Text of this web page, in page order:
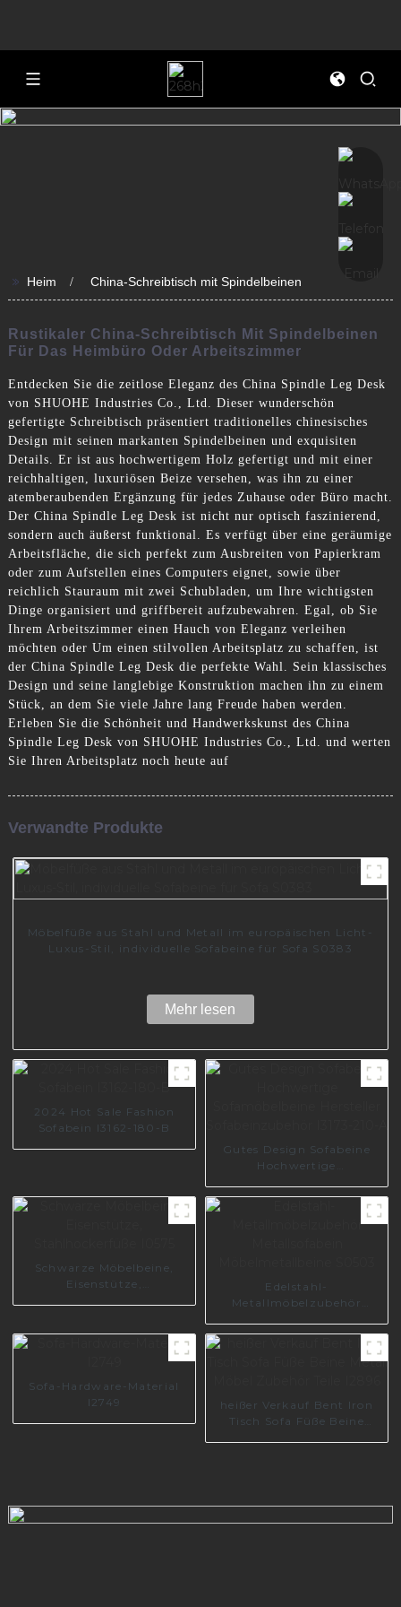
>> Heim China-Schreibtisch mit Spindelbeinen
Rustikaler China-Schreibtisch Mit Spindelbeinen
Für Das Heimbüro Oder Arbeitszimmer
Entdecken Sie die zeitlose Eleganz des China Spindle Leg Desk
von SHUOHE Industries Co., Ltd. Dieser wunderschön
gefertigte Schreibtisch präsentiert traditionelles chinesisches
Design mit seinen markanten Spindelbeinen und exquisiten
Details. Er ist aus hochwertigem Holz gefertigt und mit einer
reichhaltigen, luxuriösen Beize versehen, was ihn zu einer
atemberaubenden Ergänzung für jedes Zuhause oder Büro macht.
Der China Spindle Leg Desk ist nicht nur optisch faszinierend,
sondern auch äußerst funktional. Es verfügt über eine geräumige
Arbeitsfläche, die sich perfekt zum Ausbreiten von Papierkram
oder zum Aufstellen eines Computers eignet, sowie über
reichlich Stauraum mit zwei Schubladen, um Ihre wichtigsten
Dinge organisiert und griffbereit aufzubewahren. Egal, ob Sie
Ihrem Arbeitszimmer einen Hauch von Eleganz verleihen
möchten oder Um einen stilvollen Arbeitsplatz zu schaffen, ist
der China Spindle Leg Desk die perfekte Wahl. Sein klassisches
Design und seine langlebige Konstruktion machen ihn zu einem
Stück, an dem Sie viele Jahre lang Freude haben werden.
Erleben Sie die Schönheit und Handwerkskunst des China
Spindle Leg Desk von SHUOHE Industries Co., Ltd. und werten
Sie Ihren Arbeitsplatz noch heute auf
Verwandte Produkte
Möbelfüße aus Stahl und Metall im europäischen Licht-
Luxus-Stil, individuelle Sofabeine für Sofa S0383
Mehr lesen
2024 Hot Sale Fashion
Sofabein I3162-180-B
Gutes Design Sofabeine
Hochwertige
Sofabeinzubehör I3173-
Schwarze Möbelbeine,
Eisenstütze,
Edelstahl-
Metallmöbelzubehör
Möbelmetallbeine S0503
Sofa-Hardware-Material
I2749
heißer Verkauf Bent Iron
Tisch Sofa Füße Beine